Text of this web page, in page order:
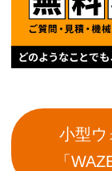
小型ウ
「